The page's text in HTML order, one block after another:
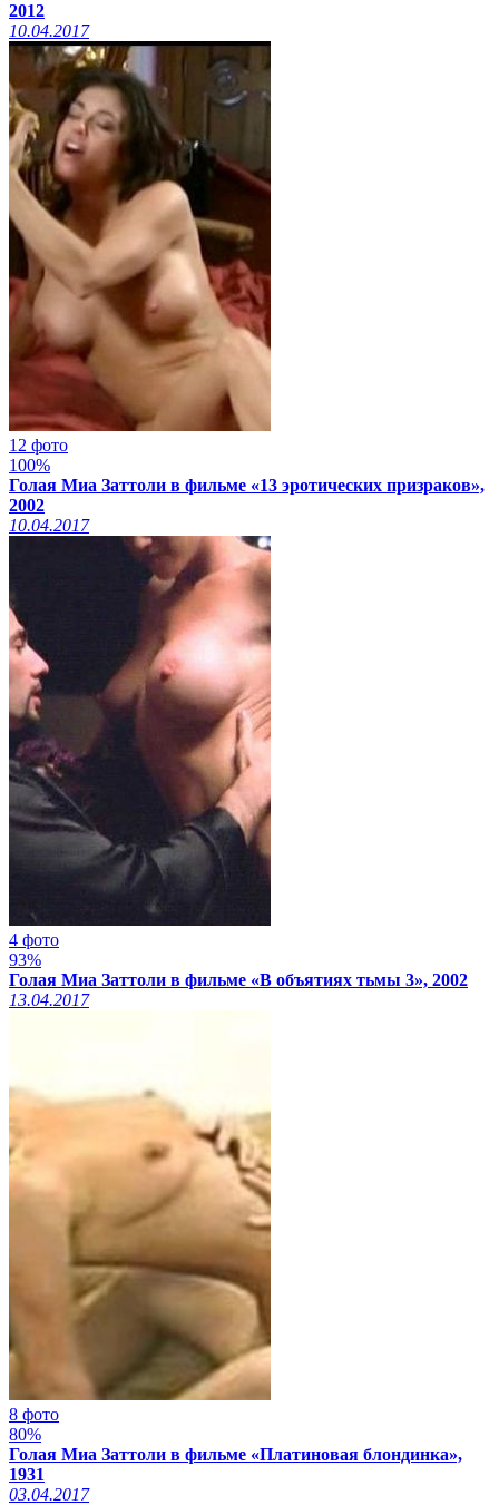
2012
10.04.2017
12 фото
100%
Голая Миа Заттоли в фильме «13 эротических призраков»,
2002
10.04.2017
4 фото
93%
Голая Миа Заттоли в фильме «В объятиях тьмы 3», 2002
13.04.2017
8 фото
80%
Голая Миа Заттоли в фильме «Платиновая блондинка»,
1931
03.04.2017